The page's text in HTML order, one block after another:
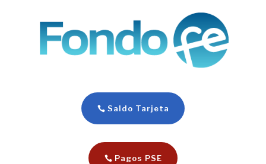
Saldo Tarjeta
Pagos PSE